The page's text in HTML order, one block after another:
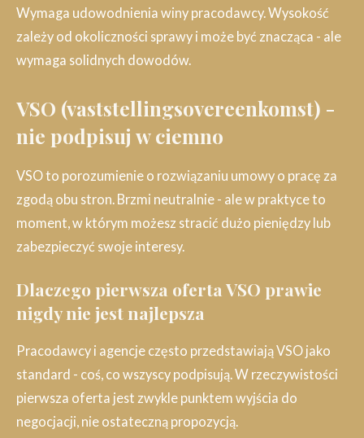
Wymaga udowodnienia winy pracodawcy. Wysokość
zależy od okoliczności sprawy i może być znacząca - ale
wymaga solidnych dowodów.
VSO (vaststellingsovereenkomst) -
nie podpisuj w ciemno
VSO to porozumienie o rozwiązaniu umowy o pracę za
zgodą obu stron. Brzmi neutralnie - ale w praktyce to
moment, w którym możesz stracić dużo pieniędzy lub
zabezpieczyć swoje interesy.
Dlaczego pierwsza oferta VSO prawie
nigdy nie jest najlepsza
Pracodawcy i agencje często przedstawiają VSO jako
standard - coś, co wszyscy podpisują. W rzeczywistości
pierwsza oferta jest zwykle punktem wyjścia do
negocjacji, nie ostateczną propozycją.